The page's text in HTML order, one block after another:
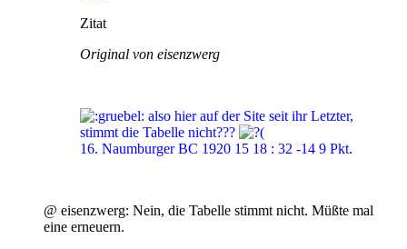
Zitat
Original von eisenzwerg
also hier auf der Site seit ihr Letzter,
stimmt die Tabelle nicht???
16. Naumburger BC 1920 15 18 : 32 -14 9 Pkt.
@ eisenzwerg: Nein, die Tabelle stimmt nicht. Müßte mal
eine erneuern.